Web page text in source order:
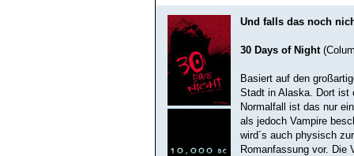
Und falls das noch
30 Days of Night
Basiert auf den
Stadt in Alaska. Dort ist
Normalfall ist das nur
als jedoch Vampire
wird´s auch physisch
Romanfassung vor. Die